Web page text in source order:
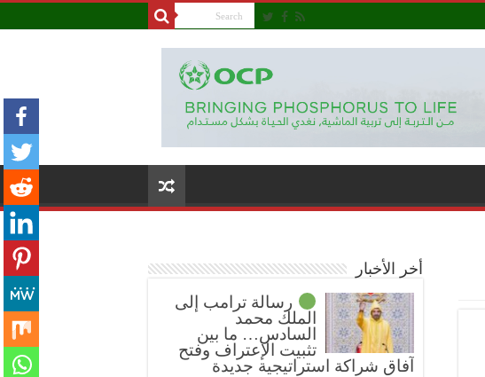
أخر الأخبار
رسالة ترامب إلى
الملك محمد
السادس… ما بين
تثبيت الإعتراف وفتح
آفاق شراكة استراتيجية جديدة